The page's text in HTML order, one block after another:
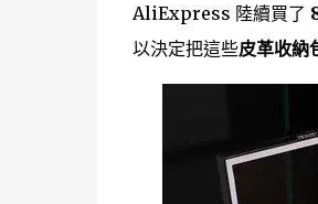
AliExpress 陸續買了
以決定把這些皮革收納